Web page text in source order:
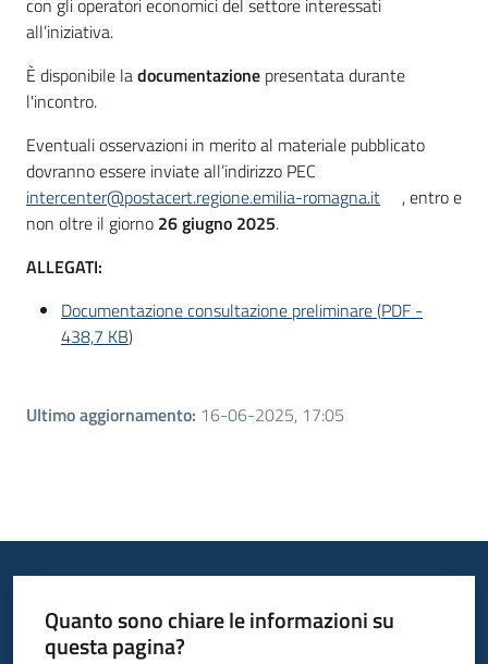
con gli operatori economici del settore interessati
all’iniziativa.
È disponibile ladocumentazione presentata durante
l'incontro.
Eventuali osservazioni in merito al materiale pubblicato
dovranno essere inviate all’indirizzo PEC
intercenter@postacert.regione.emilia-romagna.it
, entro e
non oltre il giorno 26 giugno 2025.
ALLEGATI:
Documentazione consultazione preliminare(PDF -
438,7 KB)
Ultimo aggiornamento: 16-06-2025, 17:05
Quanto sono chiare le informazioni su
questa pagina?